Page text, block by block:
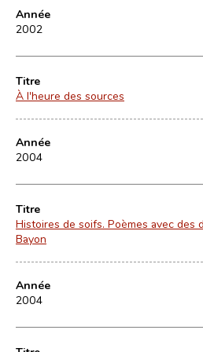
Année
2002
Titre
À l'heure des sources
Année
2004
Titre
Histoires de soifs. Poèmes avec des
Bayon
Année
2004